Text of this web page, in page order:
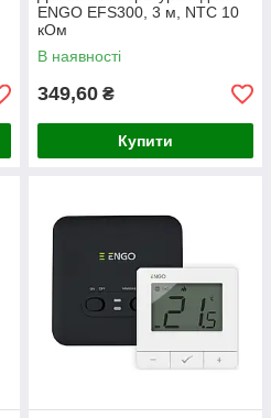
ENGO EFS300, 3 м, NTC 10
кОм
В наявності
349,60 ₴
Купити